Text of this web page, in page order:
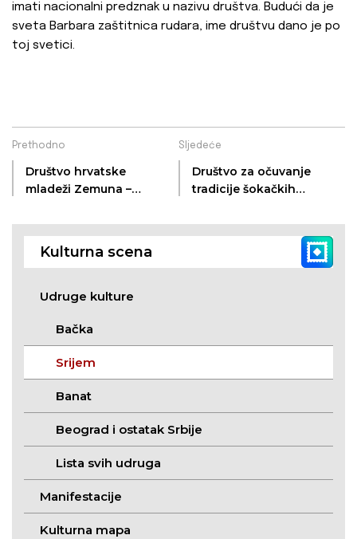
imati nacionalni predznak u nazivu društva. Budući da je
sveta Barbara zaštitnica rudara, ime društvu dano je po
toj svetici.
Prethodno
Društvo hrvatske
mladeži Zemuna –
Sljedeće
Društvo za očuvanje
tradicije šokačkih
Gibarac
Kulturna scena
Udruge kulture
Bačka
Srijem
Banat
Beograd i ostatak Srbije
Lista svih udruga
Manifestacije
Kulturna mapa